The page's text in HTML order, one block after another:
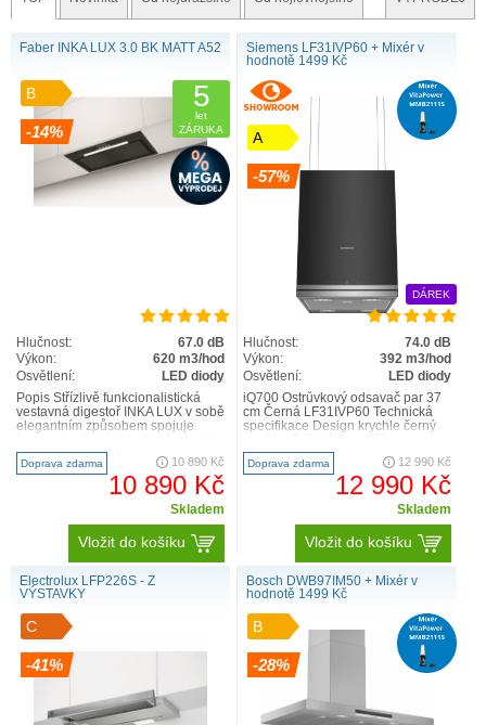
Faber INKA LUX 3.0 BK MATT A52
B
-14%
5
let
ZÁRUKA
Hlučnost:
67.0 dB
Výkon:
620 m3/hod
Osvětlení:
LED diody
Popis Střízlivě funkcionalistická
vestavná digestoř INKA LUX v sobě
elegantním způsobem spojuje
Neuvidíte ji, ale ..
Doprava zdarma 10 890 Kč
10 890 Kč
Skladem
Vložit do košíku
Siemens LF31IVP60 + Mixér v
hodnotě 1499 Kč
A
-57%
DÁREK
Hlučnost:
74.0 dB
Výkon:
392 m3/hod
Osvětlení:
LED diody
iQ700 Ostrůvkový odsavač par 37
cm Černá LF31IVP60 Technická
specifikace Design krychle černý
spotřeba ..
Doprava zdarma 12 990 Kč
12 990 Kč
Skladem
Vložit do košíku
Electrolux LFP226S - Z
VÝSTAVKY
C
-41%
Bosch DWB97IM50 + Mixér v
hodnotě 1499 Kč
B
-28%